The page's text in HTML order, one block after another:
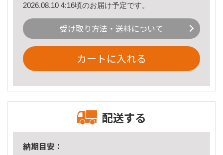
2026.08.10 4:16頃のお届け予定です。
受け取り方法・送料について
カートに入れる
配送する
納期目安：